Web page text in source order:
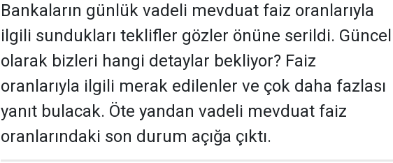
Bankaların günlük vadeli mevduat faiz oranlarıyla
ilgili sundukları teklifler gözler önüne serildi. Güncel
olarak bizleri hangi detaylar bekliyor? Faiz
oranlarıyla ilgili merak edilenler ve çok daha fazlası
yanıt bulacak. Öte yandan vadeli mevduat faiz
oranlarındaki son durum açığa çıktı.